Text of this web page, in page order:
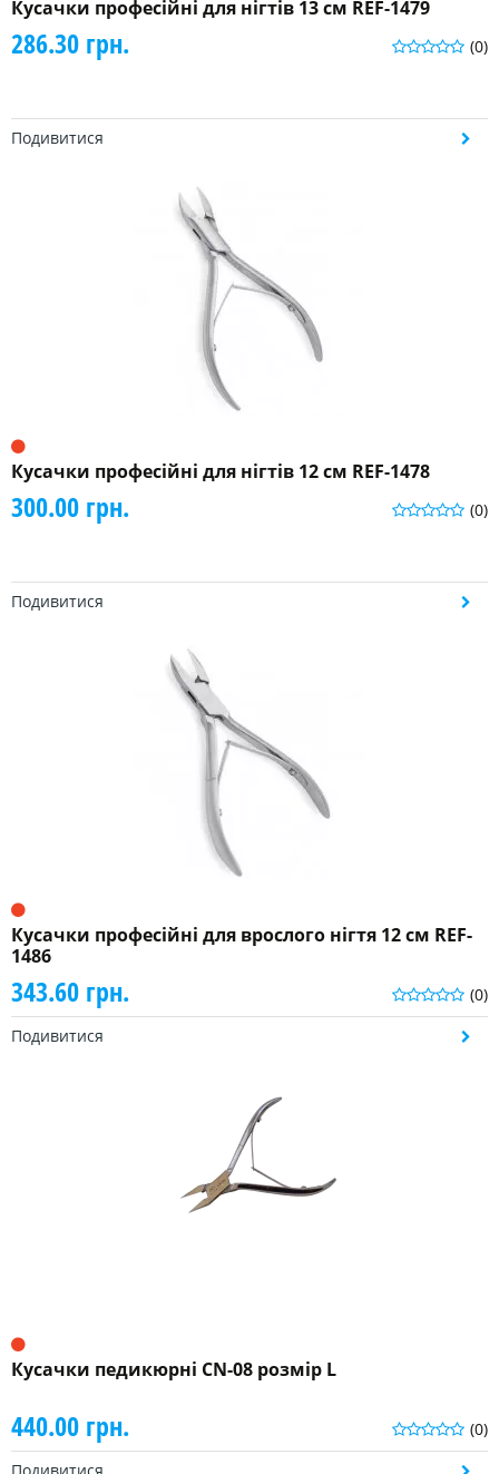
Кусачки професійні для нігтів 13 см REF-1479
(0)
286.30 грн.
Подивитися
Кусачки професійні для нігтів 12 см REF-1478
(0)
300.00 грн.
Подивитися
Кусачки професійні для врослого нігтя 12 см REF-
1486
(0)
343.60 грн.
Подивитися
Кусачки педикюрні CN-08 розмір L
(0)
440.00 грн.